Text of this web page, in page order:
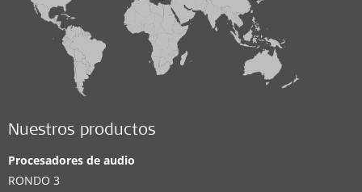
Nuestros productos
Procesadores de audio
RONDO 3